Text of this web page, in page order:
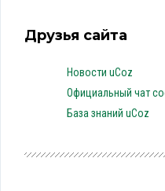
Друзья сайта
Новости uCoz
Официальный чат
База знаний uCoz